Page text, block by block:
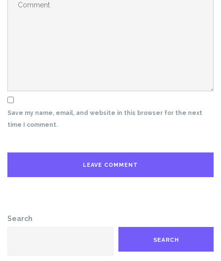
Save my name, email, and website in this browser for the next
time I comment.
Search
SEARCH